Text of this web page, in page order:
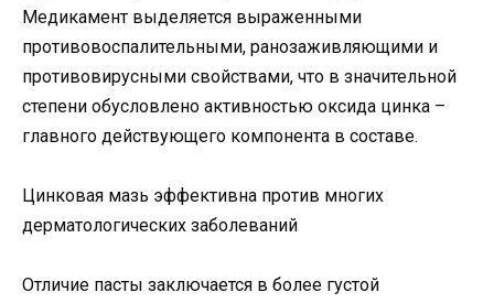
Медикамент выделяется выраженными
противовоспалительными, ранозаживляющими и
противовирусными свойствами, что в значительной
степени обусловлено активностью оксида цинка –
главного действующего компонента в составе.
Цинковая мазь эффективна против многих
дерматологических заболеваний
Отличие пасты заключается в более густой